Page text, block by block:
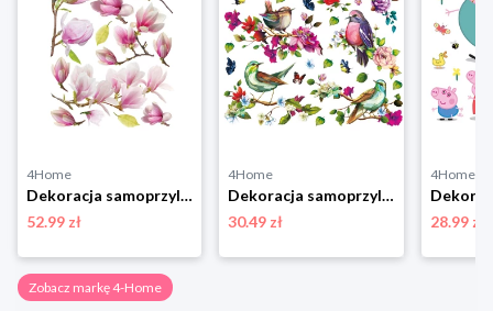
4Home
Dekoracja samoprzylepna Magnolia Flowers, 42,5 x 65 cm 4-Home
52.99 zł
4Home
Dekoracja samoprzylepna Birds, 30 x 30 cm 4-Home
30.49 zł
4Home
28.99 zł
Zobacz markę 4-Home